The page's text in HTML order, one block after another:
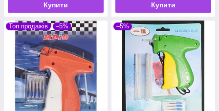
Купити Купити
Топ продажів –5% –5%